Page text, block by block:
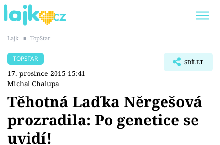
SHOPAHOLICADEL
Témata
Lajk ■ TopStar
TOPSTAR
17. prosince 2015 15:41
Michal Chalupa
SDÍLET
Těhotná Laďka Něrgešová
prozradila: Po genetice se
uvidí!